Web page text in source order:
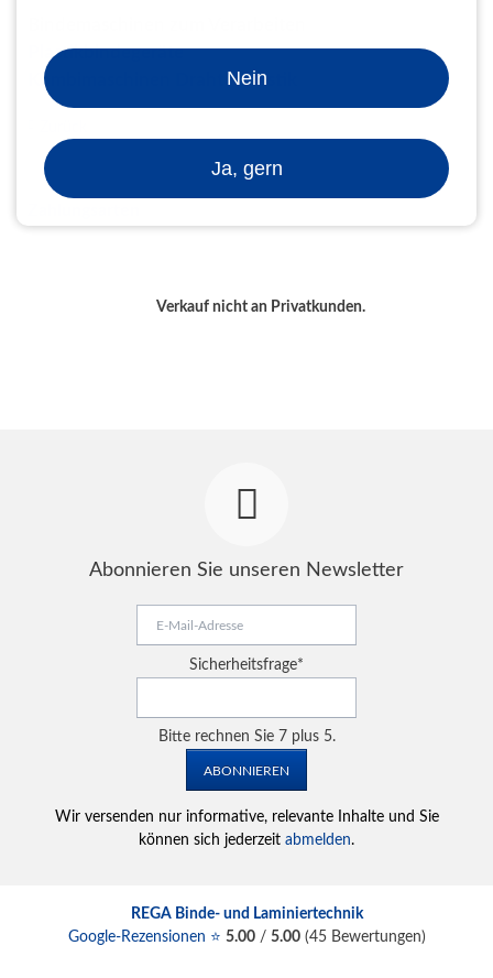
Plastikbindegeräte
Kombimaschinen Draht / Plastik
Verkauf nicht an Privatkunden.
Abonnieren Sie unseren Newsletter
Adresse
Pflichtfeld
Sicherheitsfrage*
Bitte rechnen Sie 7 plus 5.
ABONNIEREN
Wir versenden nur informative, relevante Inhalte und Sie
können sich jederzeit abmelden.
REGA Binde- und Laminiertechnik
Google-Rezensionen ⭐ 5.00/ 5.00(45Bewertungen)
Nein
Ja, gern